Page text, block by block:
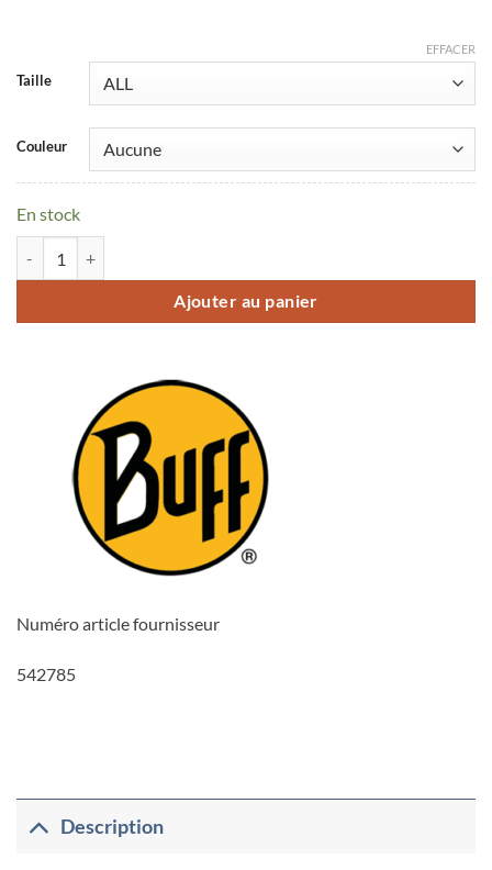
Taille
Couleur
EFFACER
En stock
Ajouter au panier
Numéro article fournisseur
542785
Description